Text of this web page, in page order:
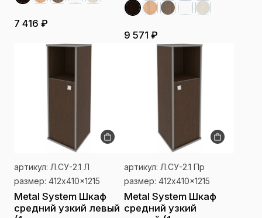
7 416 ₽
9 571 ₽
артикул: Л.СУ-2.1 Л
размер: 412x410x1215
Metal System Шкаф
средний узкий левый
артикул: Л.СУ-2.1 Пр
размер: 412x410x1215
Metal System Шкаф
средний узкий